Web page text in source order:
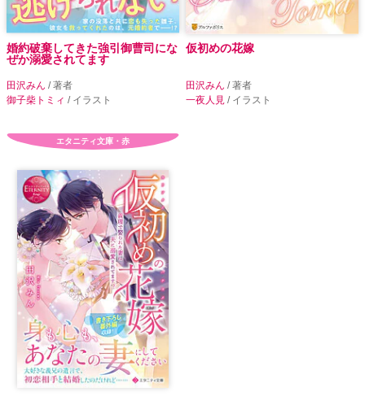
婚約破棄してきた強引御曹司にな
ぜか溺愛されてます
田沢みん / 著者
御子柴トミィ / イラスト
仮初めの花嫁
田沢みん / 著者
一夜人見 / イラスト
エタニティ文庫・赤